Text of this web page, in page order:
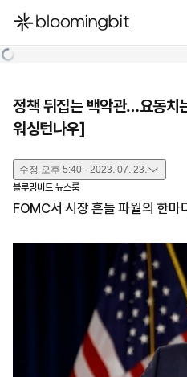
한국어
정책 뒤집는 백악관…요동치
워싱턴나우]
수정 오후 5:40 · 2023. 07. 23.
블루밍비트 뉴스룸
FOMC서 시장 흔들 파월의 한마